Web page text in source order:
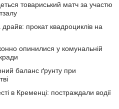
товариський матч за участю
прокат квадроциклів на
опинилися у комунальній
баланс ґрунту при
в Кременці: постраждали водії